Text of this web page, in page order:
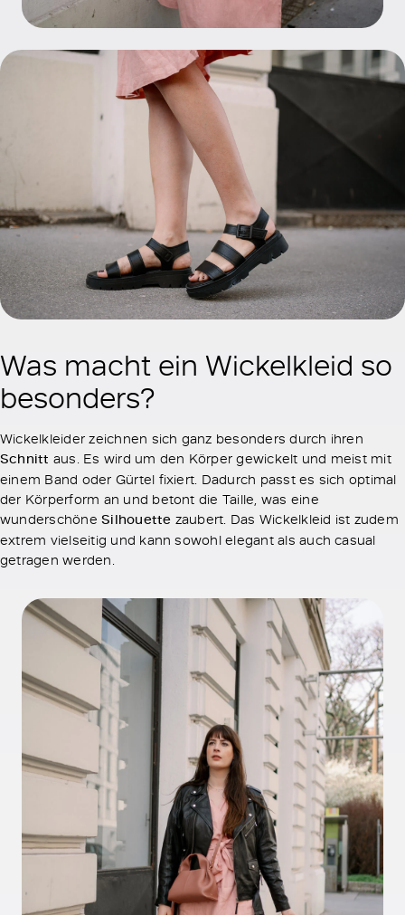
Was macht ein Wickelkleid so
besonders?
Wickelkleider zeichnen sich ganz besonders durch ihren
Schnitt aus. Es wird um den Körper gewickelt und meist mit
einem Band oder Gürtel fixiert. Dadurch passt es sich optimal
der Körperform an und betont die Taille, was eine
wunderschöneSilhouette zaubert. Das Wickelkleid ist zudem
extrem vielseitig und kann sowohl elegant als auch casual
getragen werden.